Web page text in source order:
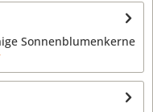
Sonnenblumenkerne